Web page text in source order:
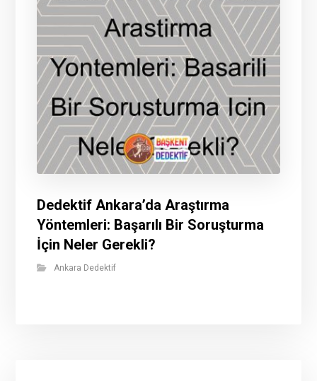
Dedektif Ankara’da Araştırma
Yöntemleri: Başarılı Bir Soruşturma
İçin Neler Gerekli?
Ankara Dedektif